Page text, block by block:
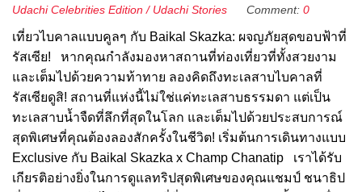
Udachi Celebrities Edition / Udachi Stories Comment: 0
เที่ยวไบคาลแบบคูลๆ กับ Baikal Skazka: ผจญภัยสุดขอบฟ้าที่
รัสเซีย! หากคุณกำลังมองหาสถานที่ท่องเที่ยวที่ทั้งสวยงาม
และเต็มไปด้วยความท้าทาย ลองคิดถึงทะเลสาบไบคาลที่
รัสเซียดูสิ! สถานที่แห่งนี้ไม่ใช่แค่ทะเลสาบธรรมดา แต่เป็น
ทะเลสาบน้ำจืดที่ลึกที่สุดในโลก และเต็มไปด้วยประสบการณ์
สุดพิเศษที่คุณต้องลองสักครั้งในชีวิต! เริ่มต้นการเดินทางแบบ
Exclusive กับ Baikal Skazka x Champ Chanatip เราได้รับ
เกียรติอย่างยิ่งในการดูแลทริปสุดพิเศษของคุณแชมป์ ชนาธิป